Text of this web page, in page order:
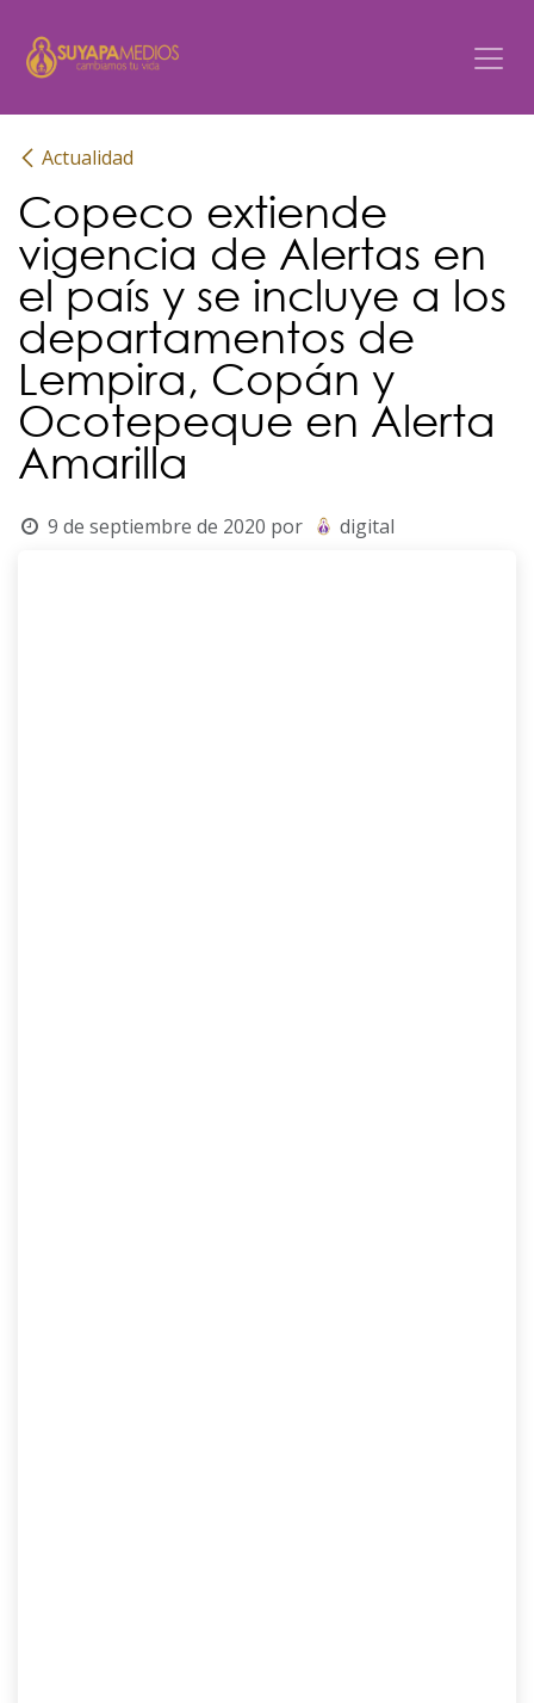
Actualidad
Copeco extiende
vigencia de Alertas en
el país y se incluye a los
departamentos de
Lempira, Copán y
Ocotepeque en Alerta
Amarilla
9 de septiembre de 2020 por digital